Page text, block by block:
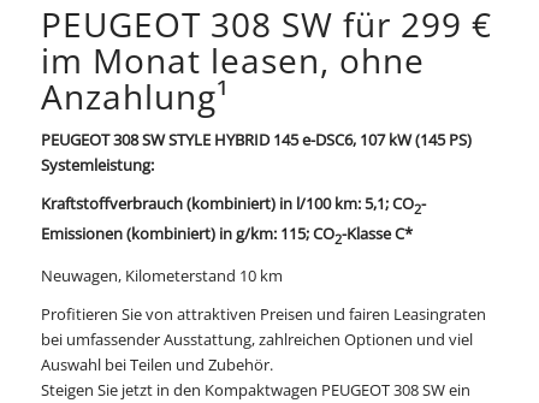
PEUGEOT 308 SW für 299 €
im Monat leasen, ohne
Anzahlung¹
PEUGEOT 308 SW STYLE HYBRID 145 e-DSC6, 107 kW (145 PS)
Systemleistung:
Kraftstoffverbrauch (kombiniert) in l/100 km: 5,1; CO2-
Emissionen (kombiniert) in g/km: 115; CO2-Klasse C*
Neuwagen, Kilometerstand 10 km
Profitieren Sie von attraktiven Preisen und fairen Leasingraten
bei umfassender Ausstattung, zahlreichen Optionen und viel
Auswahl bei Teilen und Zubehör.
Steigen Sie jetzt in den Kompaktwagen PEUGEOT 308 SW ein